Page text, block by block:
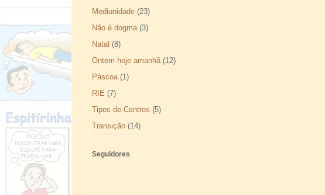
Mediunidade (23)
Não é dogma (3)
Natal (8)
Ontem hoje amanhã (12)
Páscoa (1)
RIE (7)
Tipos de Centros (5)
Transição (14)
Seguidores